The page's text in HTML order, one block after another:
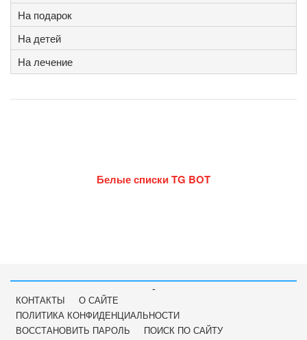
На подарок
На детей
На лечение
Белые списки TG BOT
-
КОНТАКТЫ
О САЙТЕ
ПОЛИТИКА КОНФИДЕНЦИАЛЬНОСТИ
ВОССТАНОВИТЬ ПАРОЛЬ
ПОИСК ПО САЙТУ